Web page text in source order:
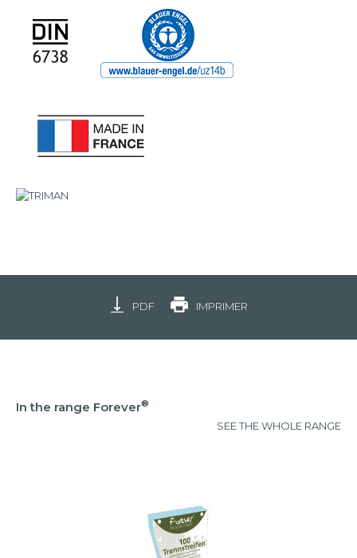
PDF IMPRIMER
In the range Forever®
SEE THE WHOLE RANGE